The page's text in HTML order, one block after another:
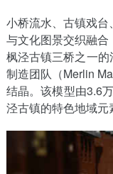
小桥流水、古镇戏
与文化图景交织融
枫泾古镇三桥之一的
制造团队（Merlin
结晶。该模型由3.6
泾古镇的特色地域元